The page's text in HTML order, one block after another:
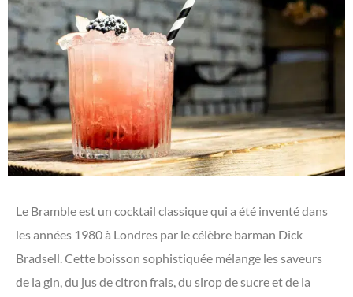
Le Bramble est un cocktail classique qui a été inventé dans
les années 1980 à Londres par le célèbre barman Dick
Bradsell. Cette boisson sophistiquée mélange les saveurs
de la gin, du jus de citron frais, du sirop de sucre et de la